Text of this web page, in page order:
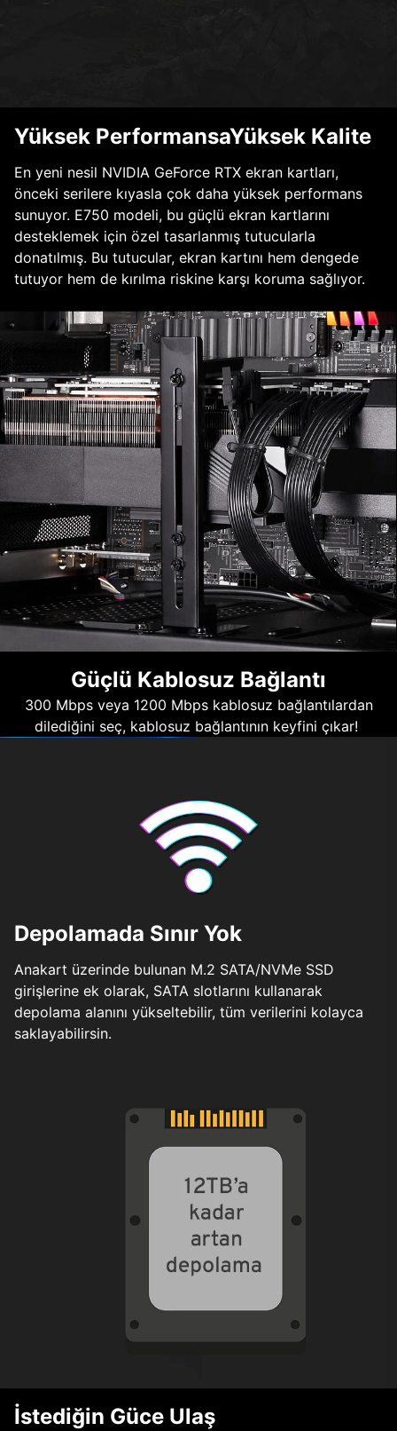
Yüksek PerformansaYüksek Kalite
En yeni nesil NVIDIA GeForce RTX ekran kartları,
önceki serilere kıyasla çok daha yüksek performans
sunuyor. E750 modeli, bu güçlü ekran kartlarını
desteklemek için özel tasarlanmış tutucularla
donatılmış. Bu tutucular, ekran kartını hem dengede
tutuyor hem de kırılma riskine karşı koruma sağlıyor.
Güçlü Kablosuz Bağlantı
300 Mbps veya 1200 Mbps kablosuz bağlantılardan
dilediğini seç, kablosuz bağlantının keyfini çıkar!
Depolamada Sınır Yok
Anakart üzerinde bulunan M.2 SATA/NVMe SSD
girişlerine ek olarak, SATA slotlarını kullanarak
depolama alanını yükseltebilir, tüm verilerini kolayca
saklayabilirsin.
İstediğin Güce Ulaş